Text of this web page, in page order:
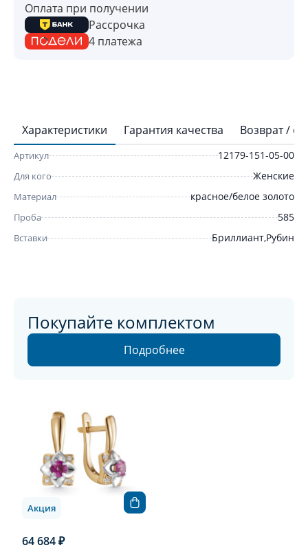
Оплата при получении
Рассрочка
4 платежа
Характеристики Гарантия качества Возврат /
Артикул 12179-151-05-00
Для кого Женские
Материал красное/белое золото
Проба 585
Вставки Бриллиант,Рубин
Покупайте комплектом
Подробнее
64 684 ₽
Акция